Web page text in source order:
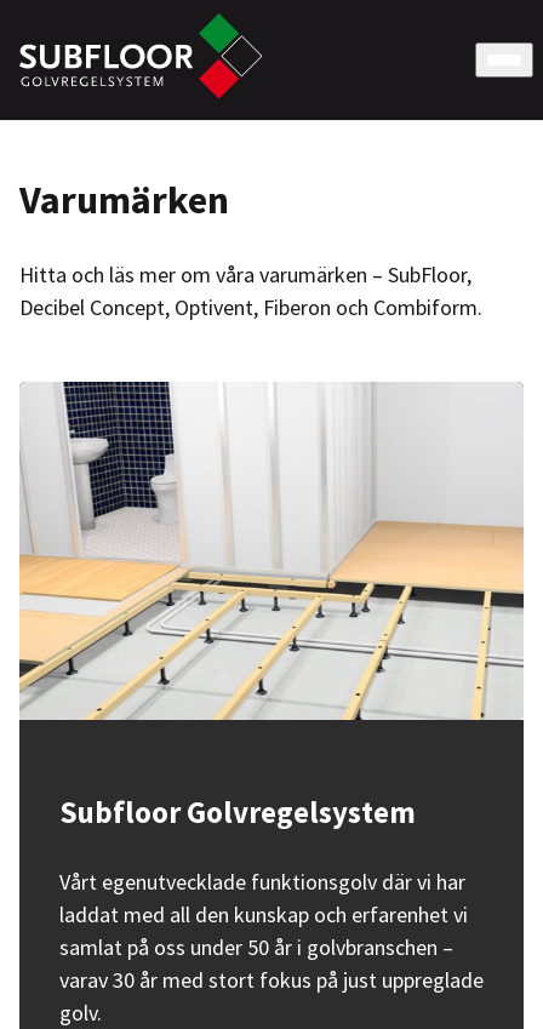
Varumärken
Hitta och läs mer om våra varumärken – SubFloor,
Decibel Concept, Optivent, Fiberon och Combiform.
Subfloor Golvregelsystem
Vårt egenutvecklade funktionsgolv där vi har
laddat med all den kunskap och erfarenhet vi
samlat på oss under 50 år i golvbranschen –
varav 30 år med stort fokus på just uppreglade
golv.